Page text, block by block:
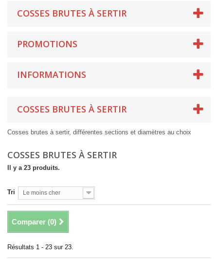
COSSES BRUTES À SERTIR
PROMOTIONS
INFORMATIONS
COSSES BRUTES À SERTIR
Cosses brutes à sertir, différentes sections et diamètres au choix
COSSES BRUTES À SERTIR
Il y a 23 produits.
Tri Le moins cher
Comparer (0)
Résultats 1 - 23 sur 23.